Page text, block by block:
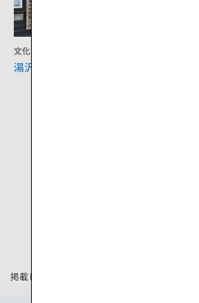
文化
湯沢市岩崎地区
掲載している情報は2020年4月時点の情報です。